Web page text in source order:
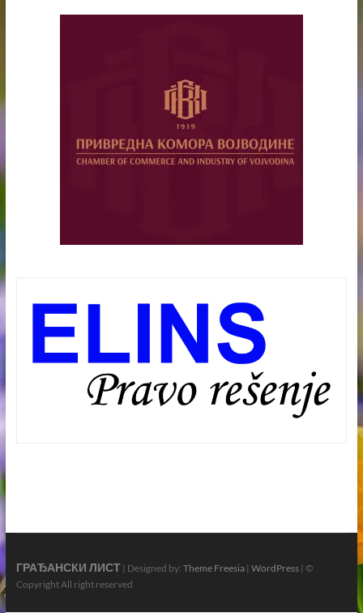
ГРАЂАНСКИ ЛИСТ| Designed by: Theme Freesia| WordPress| ©
Copyright All right reserved